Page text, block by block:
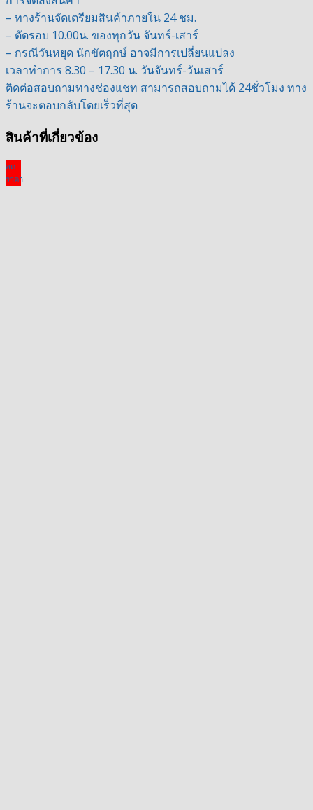
– ทางร้านจัดเตรียมสินค้าภายใน 24 ชม.
– ตัดรอบ 10.00น. ของทุกวัน จันทร์-เสาร์
– กรณีวันหยุด นักขัตฤกษ์ อาจมีการเปลี่ยนแปลง
เวลาทำการ 8.30 – 17.30 น. วันจันทร์-วันเสาร์
ติดต่อสอบถามทางช่องแชท สามารถสอบถามได้ 24ชั่วโมง ทาง
ร้านจะตอบกลับโดยเร็วที่สุด
สินค้าที่เกี่ยวข้อง
ลด
ราคา!